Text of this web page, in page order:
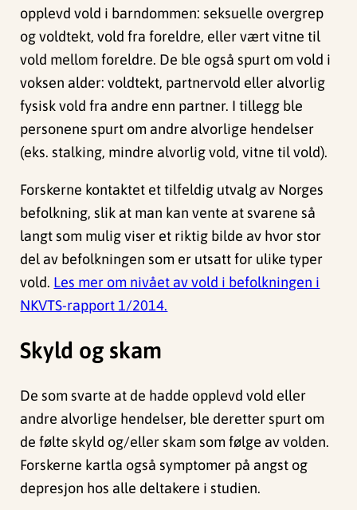
opplevd vold i barndommen: seksuelle overgrep
og voldtekt, vold fra foreldre, eller vært vitne til
vold mellom foreldre. De ble også spurt om vold i
voksen alder: voldtekt, partnervold eller alvorlig
fysisk vold fra andre enn partner. I tillegg ble
personene spurt om andre alvorlige hendelser
(eks. stalking, mindre alvorlig vold, vitne til vold).
Forskerne kontaktet et tilfeldig utvalg av Norges
befolkning, slik at man kan vente at svarene så
langt som mulig viser et riktig bilde av hvor stor
del av befolkningen som er utsatt for ulike typer
vold. Les mer om nivået av vold i befolkningen i
NKVTS-rapport 1/2014.
Skyld og skam
De som svarte at de hadde opplevd vold eller
andre alvorlige hendelser, ble deretter spurt om
de følte skyld og/eller skam som følge av volden.
Forskerne kartla også symptomer på angst og
depresjon hos alle deltakere i studien.